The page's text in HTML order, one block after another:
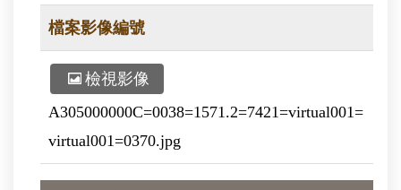
檔案影像編號
檢視影像
A305000000C=0038=1571.2=7421=virtual001=
virtual001=0370.jpg